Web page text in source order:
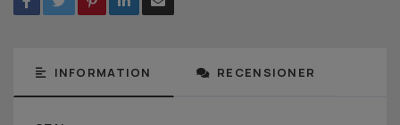
INFORMATION RECENSIONER